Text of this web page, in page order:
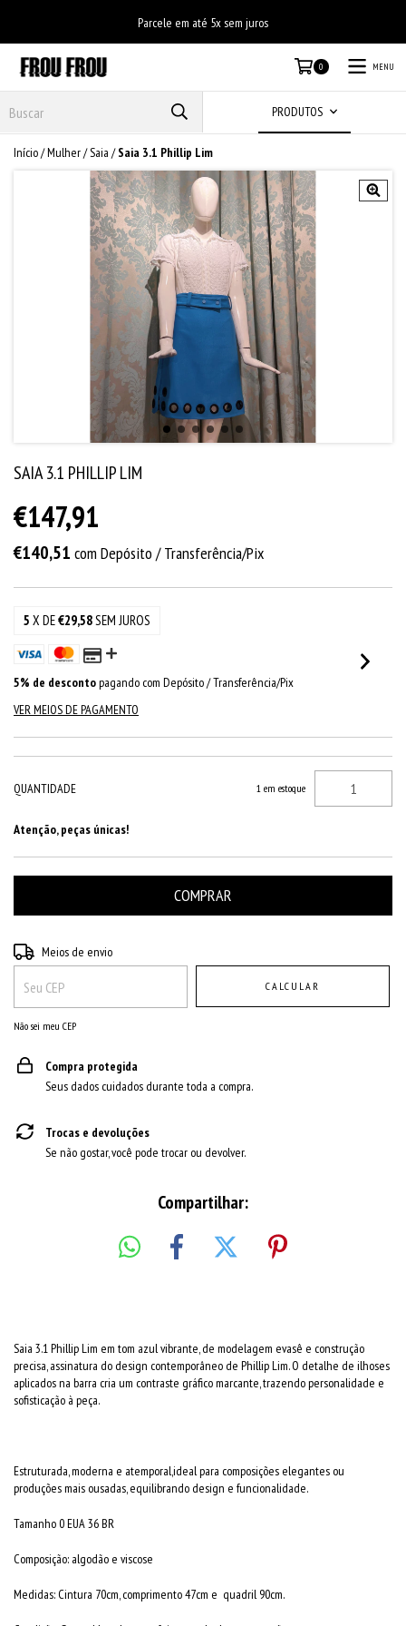
Parcele em até 5x sem juros
0 MENU
PRODUTOS
Início/Mulher/Saia / Saia 3.1 Phillip Lim
SAIA 3.1 PHILLIP LIM
€147,91
€140,51 com Depósito / Transferência/Pix
5 X DE€29,58SEM JUROS
5% de descontopagando com Depósito / Transferência/Pix
VER MEIOS DE PAGAMENTO
QUANTIDADE 1 em estoque
Atenção, peças únicas!
Entregas para o CEP:
Meios de envio
CALCULAR
Não sei meu CEP
Compra protegida
Seus dados cuidados durante toda a compra.
Trocas e devoluções
Se não gostar, você pode trocar ou devolver.
Compartilhar:
Saia 3.1 Phillip Lim em tom azul vibrante, de modelagem evasê e construção
precisa, assinatura do design contemporâneo de Phillip Lim. O detalhe de ilhoses
aplicados na barra cria um contraste gráfico marcante, trazendo personalidade e
sofisticação à peça.
Estruturada, moderna e atemporal,ideal para composições elegantes ou
produções mais ousadas, equilibrando design e funcionalidade.
Tamanho 0 EUA 36 BR
Composição: algodão e viscose
Medidas: Cintura 70cm, comprimento 47cm e quadril 90cm.